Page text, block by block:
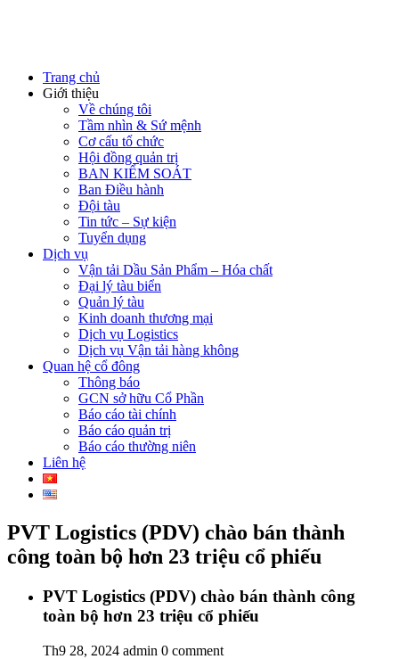
Trang chủ
Giới thiệu
Về chúng tôi
Tầm nhìn & Sứ mệnh
Cơ cấu tổ chức
Hội đồng quản trị
BAN KIỂM SOÁT
Ban Điều hành
Đội tàu
Tin tức – Sự kiện
Tuyển dụng
Dịch vụ
Vận tải Dầu Sản Phẩm – Hóa chất
Đại lý tàu biển
Quản lý tàu
Kinh doanh thương mại
Dịch vụ Logistics
Dịch vụ Vận tải hàng không
Quan hệ cổ đông
Thông báo
GCN sở hữu Cổ Phần
Báo cáo tài chính
Báo cáo quản trị
Báo cáo thường niên
Liên hệ
PVT Logistics (PDV) chào bán thành
công toàn bộ hơn 23 triệu cổ phiếu
PVT Logistics (PDV) chào bán thành công
toàn bộ hơn 23 triệu cổ phiếu
Th9 28, 2024 admin 0 comment